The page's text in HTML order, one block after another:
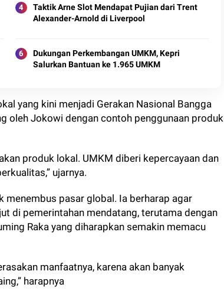
Taktik Arne Slot Mendapat Pujian dari Trent
Alexander-Arnold di Liverpool
Dukungan Perkembangan UMKM, Kepri
Salurkan Bantuan ke 1.965 UMKM
yang kini menjadi Gerakan Nasional Bangga
oleh Jokowi dengan contoh penggunaan produk
produk lokal. UMKM diberi kepercayaan dan
ujarnya.
menembus pasar global. Ia berharap agar
di pemerintahan mendatang, terutama dengan
Raka yang diharapkan semakin memacu
manfaatnya, karena akan banyak
harapnya